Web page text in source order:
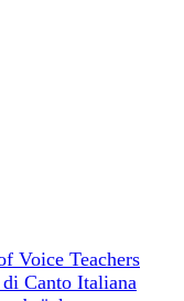
Voice Teachers
Canto Italiana